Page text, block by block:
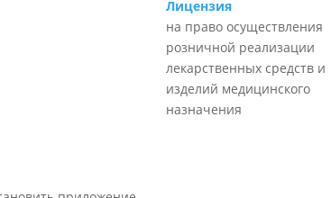
Лицензия
на право осуществления
розничной реализации
лекарственных средств и
изделий медицинского
назначения